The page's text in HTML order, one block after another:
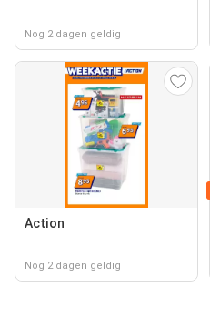
Nog 2 dagen geldig
Action
Nog 2 dagen geldig